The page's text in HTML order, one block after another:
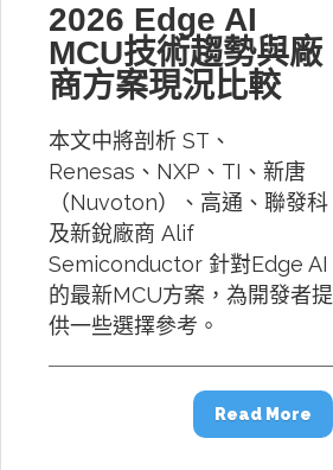
2026 Edge AI
MCU技術趨勢與廠
商方案現況比較
本文中將剖析 ST、
Renesas、NXP、TI、新唐
（Nuvoton）、高通、聯發科
及新銳廠商 Alif
Semiconductor 針對Edge AI
的最新MCU方案，為開發者提
供一些選擇參考。
Read More